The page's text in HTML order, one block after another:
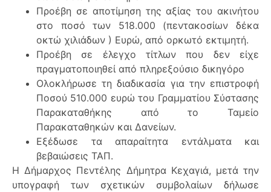
Προέβη σε αποτίμηση της αξίας του ακινήτου
στο ποσό των 518.000 (πεντακοσίων δέκα
οκτώ χιλιάδων ) Ευρώ, από ορκωτό εκτιμητή.
Προέβη σε έλεγχο τίτλων που δεν είχε
πραγματοποιηθεί από πληρεξούσιο δικηγόρο
Ολοκλήρωσε τη διαδικασία για την επιστροφή
Ποσού 510.000 ευρώ του Γραμματίου Σύστασης
Παρακαταθήκης από το Ταμείο
Παρακαταθηκών και Δανείων.
Εξέδωσε τα απαραίτητα εντάλματα και
βεβαιώσεις ΤΑΠ.
Η Δήμαρχος Πεντέλης Δήμητρα Κεχαγιά, μετά την
υπογραφή των σχετικών συμβολαίων δήλωσε